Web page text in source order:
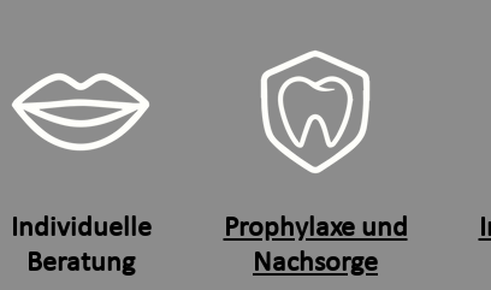
Individuelle
Beratung
Prophylaxe und
Nachsorge